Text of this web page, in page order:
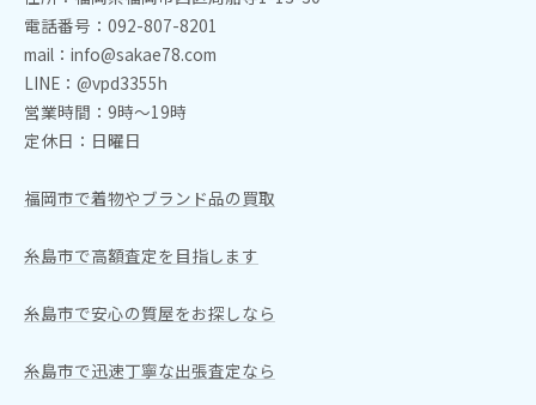
電話番号：092-807-8201
mail：info@sakae78.com
LINE：@vpd3355h
営業時間：9時～19時
定休日：日曜日
福岡市で着物やブランド品の買取
糸島市で高額査定を目指します
糸島市で安心の質屋をお探しなら
糸島市で迅速丁寧な出張査定なら